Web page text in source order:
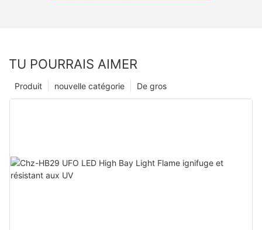
TU POURRAIS AIMER
De gros
nouvelle catégorie
Produit